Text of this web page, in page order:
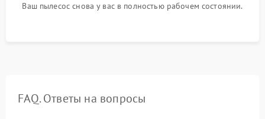
Ваш пылесос снова у вас в полностью рабочем состоянии.
FAQ. Ответы на вопросы